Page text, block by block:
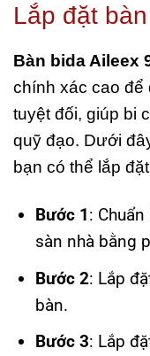
Lắp đặt
Bàn bida Aileex
chính xác cao để
tuyệt đối, giúp bi
quỹ đạo. Dưới
bạn có thể lắp
Bước 1:
sàn nhà bằng
Bước 2: Lắp
bàn.
Bước 3: Lắp